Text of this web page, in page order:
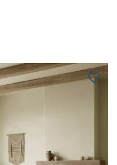
favorite_border